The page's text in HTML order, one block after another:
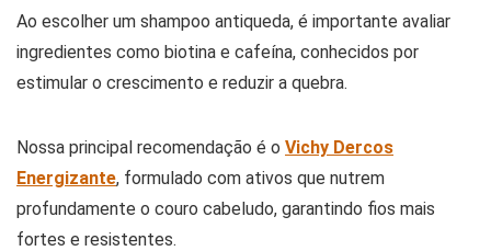
Ao escolher um shampoo antiqueda, é importante avaliar
ingredientes como biotina e cafeína, conhecidos por
estimular o crescimento e reduzir a quebra.
Nossa principal recomendação é o Vichy Dercos
Energizante, formulado com ativos que nutrem
profundamente o couro cabeludo, garantindo fios mais
fortes e resistentes.